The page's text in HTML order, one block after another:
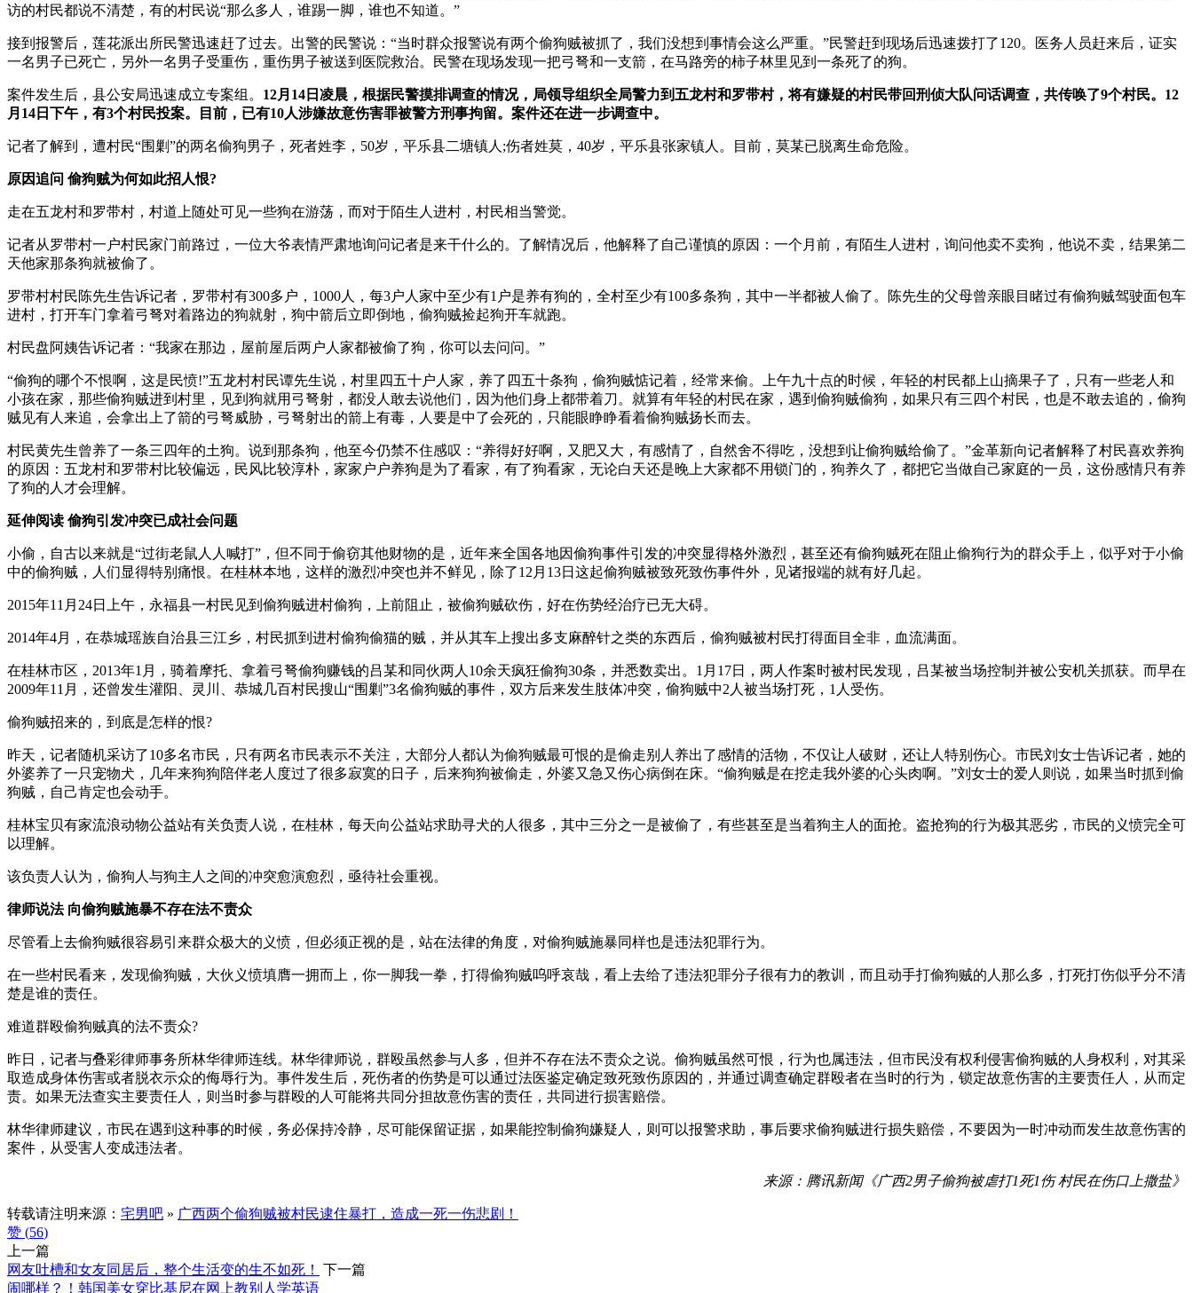
访的村民都说不清楚，有的村民说“那么多人，谁踢一脚，谁也不知道。”
接到报警后，莲花派出所民警迅速赶了过去。出警的民警说：“当时群众报警说有两个偷狗贼被抓了，我们没想到事情会这么严重。”民警赶到现场后迅速拨打了120。医务人员赶来后，证实
一名男子已死亡，另外一名男子受重伤，重伤男子被送到医院救治。民警在现场发现一把弓弩和一支箭，在马路旁的柿子林里见到一条死了的狗。
案件发生后，县公安局迅速成立专案组。 12月14日凌晨，根据民警摸排调查的情况，局领导组织全局警力到五龙村和罗带村，将有嫌疑的村民带回刑侦大队问话调查，共传唤了9个村民。12
月14日下午，有3个村民投案。目前，已有10人涉嫌故意伤害罪被警方刑事拘留。案件还在进一步调查中。
记者了解到，遭村民“围剿”的两名偷狗男子，死者姓李，50岁，平乐县二塘镇人;伤者姓莫，40岁，平乐县张家镇人。目前，莫某已脱离生命危险。
原因追问 偷狗贼为何如此招人恨?
走在五龙村和罗带村，村道上随处可见一些狗在游荡，而对于陌生人进村，村民相当警觉。
记者从罗带村一户村民家门前路过，一位大爷表情严肃地询问记者是来干什么的。了解情况后，他解释了自己谨慎的原因：一个月前，有陌生人进村，询问他卖不卖狗，他说不卖，结果第二
天他家那条狗就被偷了。
罗带村村民陈先生告诉记者，罗带村有300多户，1000人，每3户人家中至少有1户是养有狗的，全村至少有100多条狗，其中一半都被人偷了。陈先生的父母曾亲眼目睹过有偷狗贼驾驶面包车
进村，打开车门拿着弓弩对着路边的狗就射，狗中箭后立即倒地，偷狗贼捡起狗开车就跑。
村民盘阿姨告诉记者：“我家在那边，屋前屋后两户人家都被偷了狗，你可以去问问。”
“偷狗的哪个不恨啊，这是民愤!”五龙村村民谭先生说，村里四五十户人家，养了四五十条狗，偷狗贼惦记着，经常来偷。上午九十点的时候，年轻的村民都上山摘果子了，只有一些老人和
小孩在家，那些偷狗贼进到村里，见到狗就用弓弩射，都没人敢去说他们，因为他们身上都带着刀。就算有年轻的村民在家，遇到偷狗贼偷狗，如果只有三四个村民，也是不敢去追的，偷狗
贼见有人来追，会拿出上了箭的弓弩威胁，弓弩射出的箭上有毒，人要是中了会死的，只能眼睁睁看着偷狗贼扬长而去。
村民黄先生曾养了一条三四年的土狗。说到那条狗，他至今仍禁不住感叹：“养得好好啊，又肥又大，有感情了，自然舍不得吃，没想到让偷狗贼给偷了。”金革新向记者解释了村民喜欢养狗
的原因：五龙村和罗带村比较偏远，民风比较淳朴，家家户户养狗是为了看家，有了狗看家，无论白天还是晚上大家都不用锁门的，狗养久了，都把它当做自己家庭的一员，这份感情只有养
了狗的人才会理解。
延伸阅读 偷狗引发冲突已成社会问题
小偷，自古以来就是“过街老鼠人人喊打”，但不同于偷窃其他财物的是，近年来全国各地因偷狗事件引发的冲突显得格外激烈，甚至还有偷狗贼死在阻止偷狗行为的群众手上，似乎对于小偷
中的偷狗贼，人们显得特别痛恨。在桂林本地，这样的激烈冲突也并不鲜见，除了12月13日这起偷狗贼被致死致伤事件外，见诸报端的就有好几起。
2015年11月24日上午，永福县一村民见到偷狗贼进村偷狗，上前阻止，被偷狗贼砍伤，好在伤势经治疗已无大碍。
2014年4月，在恭城瑶族自治县三江乡，村民抓到进村偷狗偷猫的贼，并从其车上搜出多支麻醉针之类的东西后，偷狗贼被村民打得面目全非，血流满面。
在桂林市区，2013年1月，骑着摩托、拿着弓弩偷狗赚钱的吕某和同伙两人10余天疯狂偷狗30条，并悉数卖出。1月17日，两人作案时被村民发现，吕某被当场控制并被公安机关抓获。而早在
2009年11月，还曾发生灌阳、灵川、恭城几百村民搜山“围剿”3名偷狗贼的事件，双方后来发生肢体冲突，偷狗贼中2人被当场打死，1人受伤。
偷狗贼招来的，到底是怎样的恨?
昨天，记者随机采访了10多名市民，只有两名市民表示不关注，大部分人都认为偷狗贼最可恨的是偷走别人养出了感情的活物，不仅让人破财，还让人特别伤心。市民刘女士告诉记者，她的
外婆养了一只宠物犬，几年来狗狗陪伴老人度过了很多寂寞的日子，后来狗狗被偷走，外婆又急又伤心病倒在床。“偷狗贼是在挖走我外婆的心头肉啊。”刘女士的爱人则说，如果当时抓到偷
狗贼，自己肯定也会动手。
桂林宝贝有家流浪动物公益站有关负责人说，在桂林，每天向公益站求助寻犬的人很多，其中三分之一是被偷了，有些甚至是当着狗主人的面抢。盗抢狗的行为极其恶劣，市民的义愤完全可
以理解。
该负责人认为，偷狗人与狗主人之间的冲突愈演愈烈，亟待社会重视。
律师说法 向偷狗贼施暴不存在法不责众
尽管看上去偷狗贼很容易引来群众极大的义愤，但必须正视的是，站在法律的角度，对偷狗贼施暴同样也是违法犯罪行为。
在一些村民看来，发现偷狗贼，大伙义愤填膺一拥而上，你一脚我一拳，打得偷狗贼呜呼哀哉，看上去给了违法犯罪分子很有力的教训，而且动手打偷狗贼的人那么多，打死打伤似乎分不清
楚是谁的责任。
难道群殴偷狗贼真的法不责众?
昨日，记者与叠彩律师事务所林华律师连线。林华律师说，群殴虽然参与人多，但并不存在法不责众之说。偷狗贼虽然可恨，行为也属违法，但市民没有权利侵害偷狗贼的人身权利，对其采
取造成身体伤害或者脱衣示众的侮辱行为。事件发生后，死伤者的伤势是可以通过法医鉴定确定致死致伤原因的，并通过调查确定群殴者在当时的行为，锁定故意伤害的主要责任人，从而定
责。如果无法查实主要责任人，则当时参与群殴的人可能将共同分担故意伤害的责任，共同进行损害赔偿。
林华律师建议，市民在遇到这种事的时候，务必保持冷静，尽可能保留证据，如果能控制偷狗嫌疑人，则可以报警求助，事后要求偷狗贼进行损失赔偿，不要因为一时冲动而发生故意伤害的
案件，从受害人变成违法者。
来源：腾讯新闻《广西2男子偷狗被虐打1死1伤 村民在伤口上撒盐》
转载请注明来源： 宅男吧 » 广西两个偷狗贼被村民逮住暴打，造成一死一伤悲剧！
赞 (56)
上一篇
网友吐槽和女友同居后，整个生活变的生不如死！
下一篇
闹哪样？！韩国美女穿比基尼在网上教别人学英语